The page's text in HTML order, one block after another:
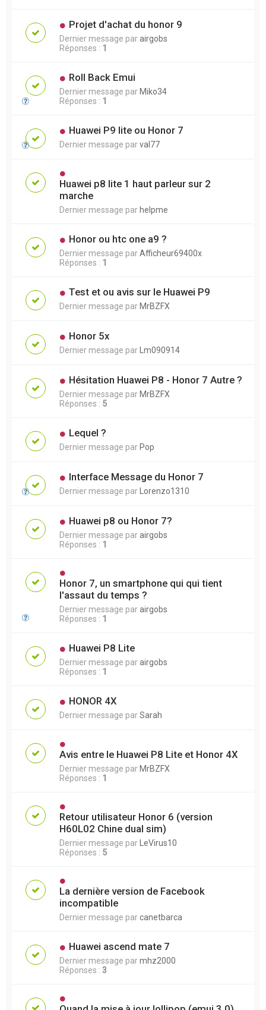
Projet d'achat du honor 9
Dernier message parairgobs
Réponses : 1
Roll Back Emui
Dernier message parMiko34
Réponses : 1
Huawei P9 lite ou Honor 7
Dernier message parval77
Huawei p8 lite 1 haut parleur sur 2
marche
Dernier message parhelpme
Honor ou htc one a9 ?
Dernier message parAfficheur69400x
Réponses : 1
Test et ou avis sur le Huawei P9
Dernier message parMrBZFX
Honor 5x
Dernier message parLm090914
Hésitation Huawei P8 - Honor 7 Autre ?
Dernier message parMrBZFX
Réponses : 5
Lequel ?
Dernier message parPop
Interface Message du Honor 7
Dernier message parLorenzo1310
Huawei p8 ou Honor 7?
Dernier message parairgobs
Réponses : 1
Honor 7, un smartphone qui qui tient
l'assaut du temps ?
Dernier message parairgobs
Réponses : 1
Huawei P8 Lite
Dernier message parairgobs
Réponses : 1
HONOR 4X
Dernier message parSarah
Avis entre le Huawei P8 Lite et Honor 4X
Dernier message parMrBZFX
Réponses : 1
Retour utilisateur Honor 6 (version
H60L02 Chine dual sim)
Dernier message parLeVirus10
Réponses : 5
La dernière version de Facebook
incompatible
Dernier message parcanetbarca
Huawei ascend mate 7
Dernier message parmhz2000
Réponses : 3